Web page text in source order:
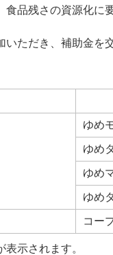
品残さの資源化に
ただき、補助金を
ゆめ
ゆめ
ゆめ
ゆめ
コー
示されます。